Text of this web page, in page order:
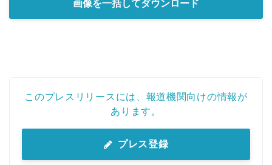
画像を一括してダウンロード
このプレスリリースには、報道機関向けの情報が
あります。
プレス登録